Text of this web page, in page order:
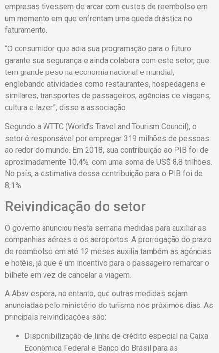
empresas tivessem de arcar com custos de reembolso em
um momento em que enfrentam uma queda drástica no
faturamento.
“O consumidor que adia sua programação para o futuro
garante sua segurança e ainda colabora com este setor, que
tem grande peso na economia nacional e mundial,
englobando atividades como restaurantes, hospedagens e
similares, transportes de passageiros, agências de viagens,
cultura e lazer”, disse a associação.
Segundo a WTTC (World’s Travel and Tourism Council), o
setor é responsável por empregar 319 milhões de pessoas
ao redor do mundo. Em 2018, sua contribuição ao PIB foi de
aproximadamente 10,4%, com uma soma de US$ 8,8 trilhões.
No país, a estimativa dessa contribuição para o PIB foi de
8,1%.
Reivindicação do setor
O governo anunciou nesta semana medidas para auxiliar as
companhias aéreas e os aeroportos. A prorrogação do prazo
de reembolso em até 12 meses auxilia também as agências
e hotéis, já que é um incentivo para o passageiro remarcar o
bilhete em vez de cancelar a viagem.
A Abav espera, no entanto, que outras medidas sejam
anunciadas pelo ministério do turismo nos próximos dias. As
principais reivindicações são:
Disponibilização de linha de crédito especial na Caixa
Econômica Federal e Banco do Brasil para as